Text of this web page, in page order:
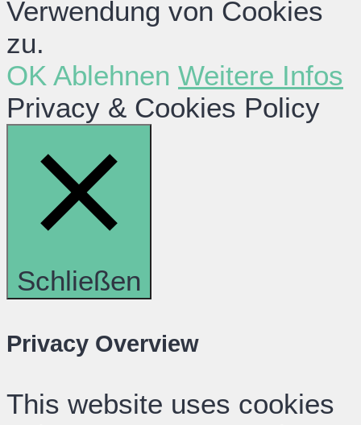
Verwendung von Cookies
zu.
OK Ablehnen Weitere Infos
Privacy & Cookies Policy
Schließen
Privacy Overview
This website uses cookies